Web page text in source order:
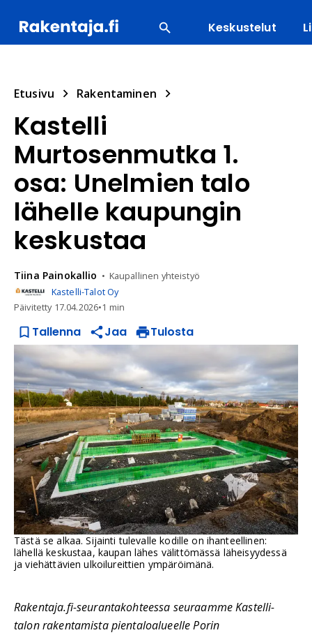
Keskustelut
Etusivu Rakentaminen
Kastelli
Murtosenmutka 1.
osa: Unelmien talo
lähelle kaupungin
keskustaa
Tiina Painokallio
Kaupallinen yhteistyö
Kastelli-Talot Oy
Päivitetty 17.04.2026•1 min
Tallenna Jaa Tulosta
Tästä se alkaa. Sijainti tulevalle kodille on ihanteellinen:
lähellä keskustaa, kaupan lähes välittömässä läheisyydessä
ja viehättävien ulkoilureittien ympäröimänä.
Rakentaja.fi-seurantakohteessa seuraamme Kastelli-
talon rakentamista pientaloalueelle Porin